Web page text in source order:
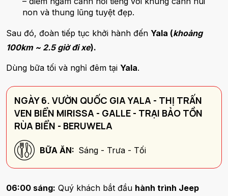
non và thung lũng tuyệt đẹp.
Sau đó, đoàn tiếp tục khởi hành đến Yala (khoảng
100km ~ 2.5 giờ đi xe).
Dùng bữa tối và nghỉ đêm tại Yala.
NGÀY 6. VƯỜN QUỐC GIA YALA - THỊ TRẤN
VEN BIỂN MIRISSA - GALLE - TRẠI BẢO TỒN
RÙA BIỂN - BERUWELA
BỮA ĂN: Sáng - Trưa - Tối
06:00 sáng: Quý khách bắt đầu hành trình Jeep